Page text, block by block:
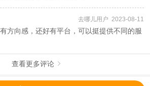
去哪儿用户 2023-08-11
方向感，还好有平台，可以挺提供不同的服
查看更多评论 